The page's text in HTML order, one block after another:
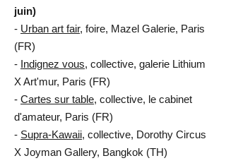
juin)
- Urban art fair, foire, Mazel Galerie, Paris
(FR)
- Indignez vous, collective, galerie Lithium
X Art'mur, Paris (FR)
- Cartes sur table, collective, le cabinet
d'amateur, Paris (FR)
- Supra-Kawaii, collective, Dorothy Circus
X Joyman Gallery, Bangkok (TH)